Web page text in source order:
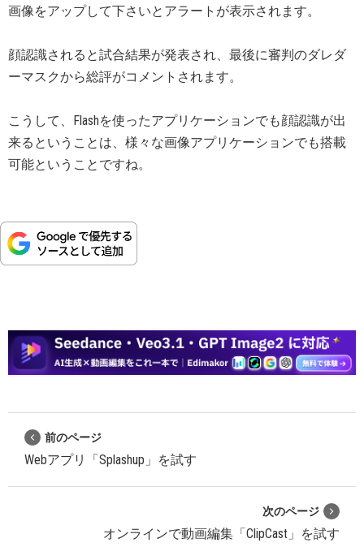
画像をアップして下さいとアラートが表示されます。
顔認識されると試合結果が発表され、最後に審判のダレダ
ーマスクから総評がコメントされます。
こうして、Flashを使ったアプリケーションでも顔認識が出
来るということは、様々な画像アプリケーションでも搭載
可能ということですね。
前のページ
Webアプリ「Splashup」を試す
次のページ
オンラインで動画編集「ClipCast」を試す